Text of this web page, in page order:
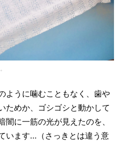
ように噛むこともなく、歯や
ためか、ゴシゴシと動かして
に一筋の光が見えたのを、
います…（さっきとは違う意